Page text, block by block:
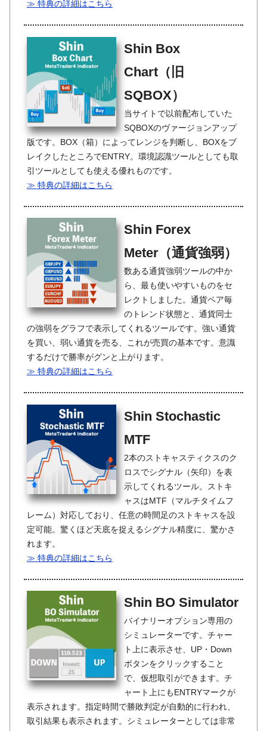
≫ 特典の詳細はこちら
Shin Box
Chart（旧
SQBOX）
当サイトで以前配布していた
SQBOXのヴァージョンアップ
版です。BOX（箱）によってレンジを判断し、BOXをブ
レイクしたところでENTRY。環境認識ツールとしても取
引ツールとしても使える優れものです。
≫ 特典の詳細はこちら
Shin Forex
Meter（通貨強弱）
数ある通貨強弱ツールの中か
ら、最も使いやすいものをセ
レクトしました。通貨ペア毎
のトレンド状態と、通貨同士
の強弱をグラフで表示してくれるツールです。強い通貨
を買い、弱い通貨を売る、これが売買の基本です。意識
するだけで勝率がグンと上がります。
≫ 特典の詳細はこちら
Shin Stochastic
MTF
2本のストキャスティクスのク
ロスでシグナル（矢印）を表
示してくれるツール。ストキ
ャスはMTF（マルチタイムフ
レーム）対応しており、任意の時間足のストキャスを設
定可能。驚くほど天底を捉えるシグナル精度に、驚かさ
れます。
≫ 特典の詳細はこちら
Shin BO Simulator
バイナリーオプション専用の
シミュレーターです。チャー
ト上に表示させ、UP・Down
ボタンをクリックすること
で、仮想取引ができます。チ
ャート上にもENTRYマークが
表示されます。指定時間で勝敗判定が自動的に行われ、
取引結果も表示されます。シミュレーターとしては非常